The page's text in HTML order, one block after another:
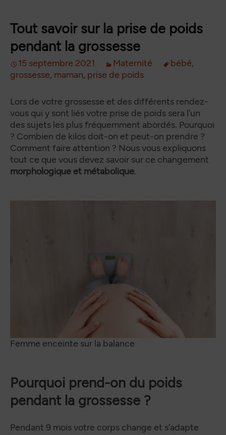
Tout savoir sur la prise de poids
pendant la grossesse
15 septembre 2021 Maternité bébé,
grossesse, maman, prise de poids
Lors de votre grossesse et des différents rendez-
vous qui y sont liés votre prise de poids sera l’un
des sujets les plus fréquemment abordés. Pourquoi
? Combien de kilos doit-on et peut-on prendre ?
Comment faire attention ? Nous vous expliquons
tout ce que vous devez savoir sur ce changement
morphologique et métabolique.
Femme enceinte sur la balance
Pourquoi prend-on du poids
pendant la grossesse ?
Pendant 9 mois votre corps change et s’adapte